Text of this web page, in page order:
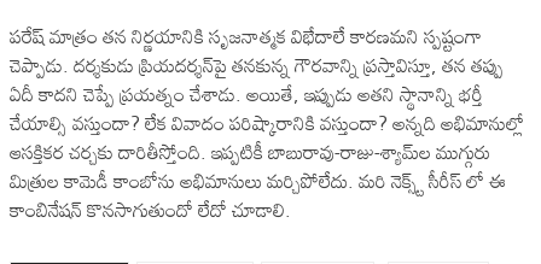
పరేష్ మాత్రం తన నిర్ణయానికి సృజనాత్మక విభేదాలే కారణమని స్పష్టంగా
చెప్పాడు. దర్శకుడు ప్రియదర్శన్‌పై తనకున్న గౌరవాన్ని ప్రస్తావిస్తూ, తన తప్పు
ఏదీ కాదని చెప్పే ప్రయత్నం చేశాడు. అయితే, ఇప్పుడు అతని స్థానాన్ని భర్తీ
చేయాల్సి వస్తుందా? లేక వివాదం పరిష్కారానికి వస్తుందా? అన్నది అభిమానుల్లో
ఆసక్తికర చర్చకు దారితీస్తోంది. ఇప్పటికీ బాబురావు-రాజు-శ్యామ్‌ల ముగ్గురు
మిత్రుల కామెడీ కాంబోను అభిమానులు మర్చిపోలేదు. మరి నెక్స్ట్ సీరీస్ లో ఈ
కాంబినేషన్ కొనసాగుతుందో లేదో చూడాలి.